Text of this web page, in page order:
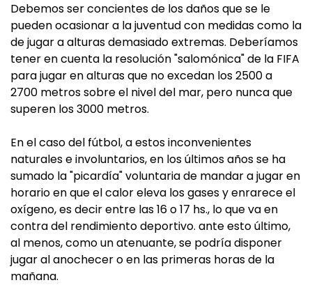
Debemos ser concientes de los daños que se le
pueden ocasionar a la juventud con medidas como la
de jugar a alturas demasiado extremas. Deberíamos
tener en cuenta la resolución "salomónica" de la FIFA
para jugar en alturas que no excedan los 2500 a
2700 metros sobre el nivel del mar, pero nunca que
superen los 3000 metros.
En el caso del fútbol, a estos inconvenientes
naturales e involuntarios, en los últimos años se ha
sumado la "picardía" voluntaria de mandar a jugar en
horario en que el calor eleva los gases y enrarece el
oxígeno, es decir entre las 16 o 17 hs., lo que va en
contra del rendimiento deportivo. ante esto último,
al menos, como un atenuante, se podría disponer
jugar al anochecer o en las primeras horas de la
mañana.